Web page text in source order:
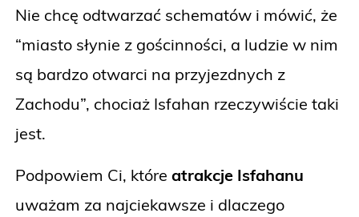
Nie chcę odtwarzać schematów i mówić, że
“miasto słynie z gościnności, a ludzie w nim
są bardzo otwarci na przyjezdnych z
Zachodu”, chociaż Isfahan rzeczywiście taki
jest.
Podpowiem Ci, które atrakcje Isfahanu
uważam za najciekawsze i dlaczego